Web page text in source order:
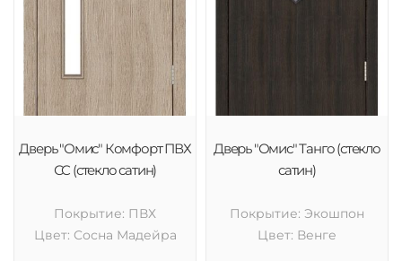
Дверь "Омис" Комфорт ПВХ
СС (стекло сатин)
Покрытие: ПВХ
Цвет: Cосна Мадейра
Дверь "Омис" Танго (стекло
сатин)
Покрытие: Экошпон
Цвет: Венге